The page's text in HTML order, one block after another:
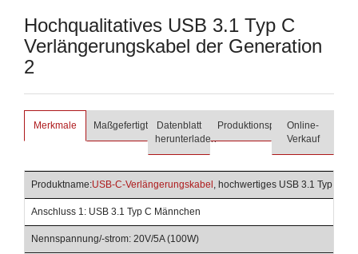
Hochqualitatives USB 3.1 Typ C
Verlängerungskabel der Generation
2
Merkmale Maßgefertigt
Datenblatt
herunterladen
ProduktionsprozessOnline-
Verkauf
Produktname:USB-C-Verlängerungskabel , hochwertiges USB 3.1 Typ C
Anschluss 1: USB 3.1 Typ C Männchen
Nennspannung/-strom: 20V/5A (100W)